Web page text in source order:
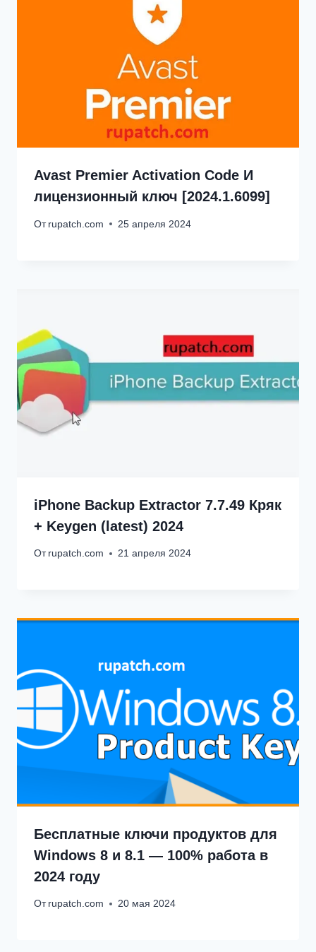
Avast Premier Activation Code И
лицензионный ключ [2024.1.6099]
От rupatch.com 25 апреля 2024
iPhone Backup Extractor 7.7.49 Кряк
+ Keygen (latest) 2024
От rupatch.com 21 апреля 2024
Бесплатные ключи продуктов для
Windows 8 и 8.1 — 100% работа в
2024 году
От rupatch.com 20 мая 2024